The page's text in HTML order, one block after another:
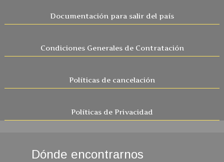
Documentación para salir del país
Condiciones Generales de Contratación
Políticas de cancelación
Políticas de Privacidad
Dónde encontrarnos